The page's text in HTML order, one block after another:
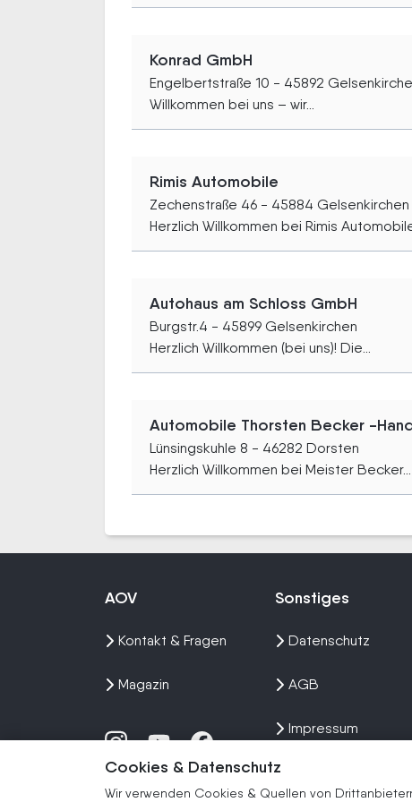
Konrad GmbH
Engelbertstraße 10 - 45892
Willkommen bei uns – wir...
Rimis Automobile
Zechenstraße 46 - 45884 Gelsenkirchen
Herzlich Willkommen bei Rimis
Autohaus am Schloss GmbH
Burgstr.4 - 45899 Gelsenkirchen
Herzlich Willkommen (bei uns)! Die...
Automobile Thorsten Becker -
Lünsingskuhle 8 - 46282 Dorsten
Herzlich Willkommen bei Meister Becker...
Cookies & Datenschutz
Wir verwenden Cookies & Quellen von
AOV
Kontakt & Fragen
Magazin
Sonstiges
Datenschutz
AGB
Impressum